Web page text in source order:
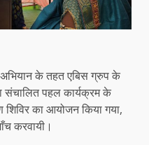
अभियान के तहत एबिस ग्रुप के
संचालित पहल कार्यक्रम के
शिविर का आयोजन किया गया,
करवायी।